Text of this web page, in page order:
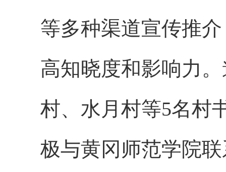
等多种渠道宣传推
高知晓度和影响力
村、水月村等5名村
极与黄冈师范学院